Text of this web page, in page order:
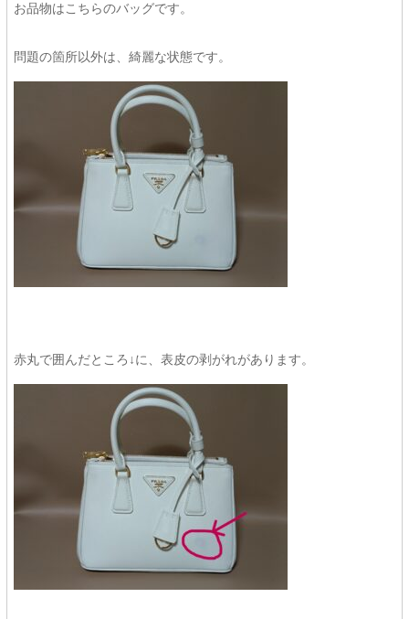
お品物はこちらのバッグです。
問題の箇所以外は、綺麗な状態です。
赤丸で囲んだところ↓に、表皮の剥がれがあります。